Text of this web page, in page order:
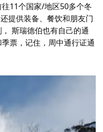
往11个国家/地区50多个冬
提供装备、餐饮和朋友门
斯瑞德伯也有自己的通
票，记住，周中通行证通